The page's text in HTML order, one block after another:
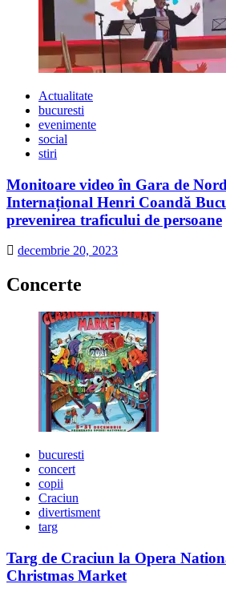
Actualitate
bucuresti
evenimente
social
stiri
Monitoare video în Gara de
Internațional Henri Coandă
prevenirea traficului de persoane
decembrie 20, 2023
Concerte
bucuresti
concert
copii
Craciun
divertisment
targ
Targ de Craciun la Opera
Christmas Market